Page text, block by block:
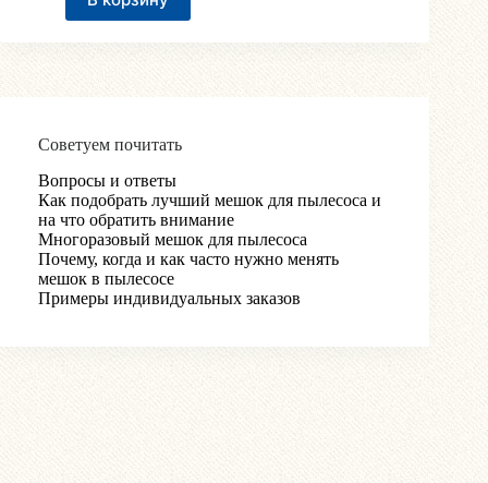
Советуем почитать
Вопросы и ответы
Как подобрать лучший мешок для пылесоса и
на что обратить внимание
Многоразовый мешок для пылесоса
Почему, когда и как часто нужно менять
мешок в пылесосе
Примеры индивидуальных заказов